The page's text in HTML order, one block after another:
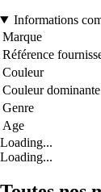
Informations
Marque
Référence
Couleur
Couleur dominante
Genre
Age
Loading...
Loading...